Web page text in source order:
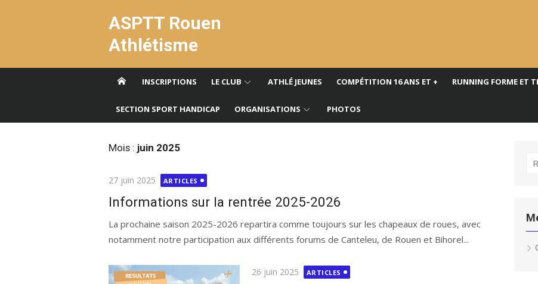
ASPTT Rouen
Athlétisme
INSCRIPTIONS LE CLUB ATHLÉ JEUNES COMPÉTITION 16 ANS ET + RUNNING FORME ET
SECTION SPORT HANDICAP ORGANISATIONS PHOTOS
Mois : juin 2025
Publié
27 juin 2025 ARTICLES
Informations sur la rentrée 2025-2026
La prochaine saison 2025-2026 repartira comme toujours sur les chapeaux de roues, avec
notamment notre participation aux différents forums de Canteleu, de Rouen et Bihorel...
Publié
26 juin 2025 ARTICLES